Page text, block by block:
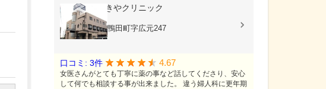
医療法人 せきやクリニック
産婦人科
愛知県岡崎市鴨田町字広元247
口コミ: 3件 4.67
女医さんがとても丁寧に薬の事など話してくださり、安心
して何でも相談する事が出来ました。 違う婦人科に更年期